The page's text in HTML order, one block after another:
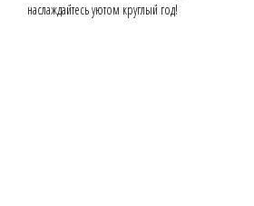
наслаждайтесь уютом круглый год!